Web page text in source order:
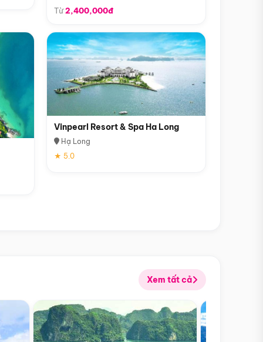
Từ2,400,000đ
Vinpearl Resort & Spa Ha Long
Hạ Long
★ 5.0
Xem tất cả